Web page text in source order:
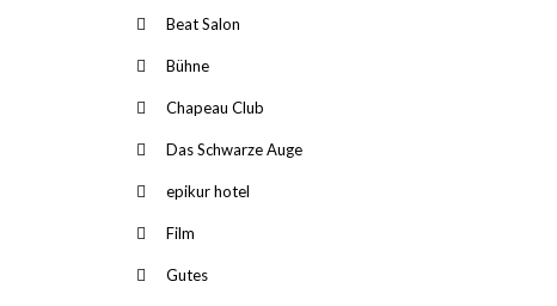
Beat Salon
Bühne
Chapeau Club
Das Schwarze Auge
epikur hotel
Film
Gutes